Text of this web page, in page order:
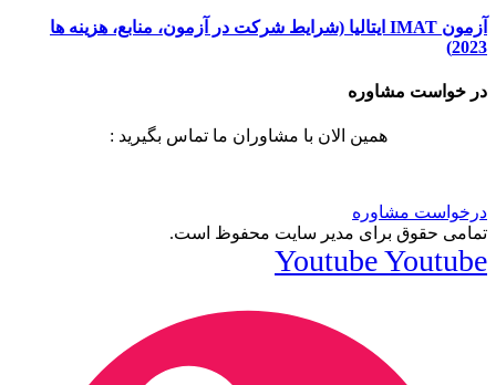
آزمون IMAT ایتالیا (شرایط شرکت در آزمون، منابع، هزینه ها
2023)
در خواست مشاوره
همین الان با مشاوران ما تماس بگیرید :
درخواست مشاوره
تمامی حقوق برای مدیر سایت محفوظ است.
YoutubeYoutube